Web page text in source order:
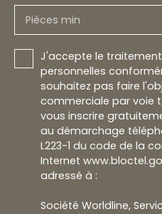
Pièces min
J'accepte le
personnelles
souhaitez pas faire
commerciale par voie
vous inscrire
au démarchage
L223-1 du code de la
Internet
adressé à :
Société Worldline,